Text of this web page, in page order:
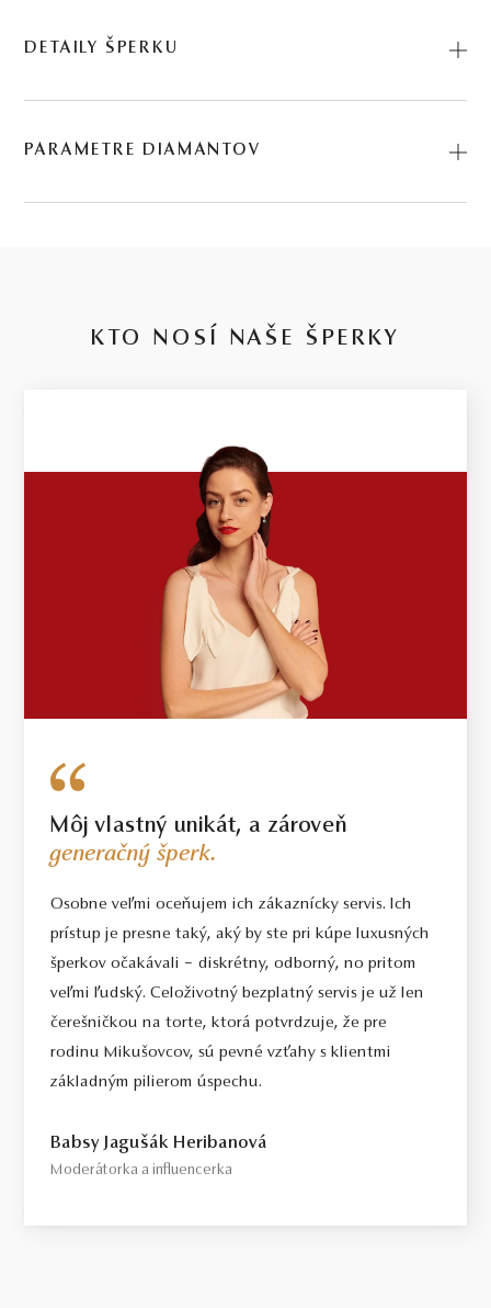
DETAILY ŠPERKU
použili prírodné materiály: ružové zlato, diamant. Kód:
1.9 g
VÁHA
V prípade šperku vyrobeného na mieru sa môže hmotnosť
použitých diamantov líšiť od uvedenej hmotnosti o 5%. Pri
diamantoch o hmotnosti 0.30ct a vyššej bude dodržaná uvedená
alebo vyššia hmotnosť. Hmotnosť drahého kovu sa pri takýchto
šperkoch môže od uvedenej hmotnosti líšiť o 20%.
PARAMETRE DIAMANTOV
KTO NOSÍ NAŠE ŠPERKY
Môj vlastný unikát, a zároveň
generačný šperk.
Osobne veľmi oceňujem ich zákaznícky servis. Ich
prístup je presne taký, aký by ste pri kúpe luxusných
šperkov očakávali – diskrétny, odborný, no pritom
veľmi ľudský. Celoživotný bezplatný servis je už len
čerešničkou na torte, ktorá potvrdzuje, že pre
rodinu Mikušovcov, sú pevné vzťahy s klientmi
základným pilierom úspechu.
Babsy Jagušák Heribanová
Moderátorka a influencerka